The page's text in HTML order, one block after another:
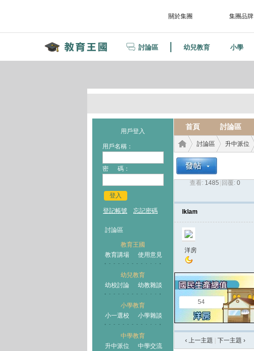
關於集團 集團品牌
討論區 幼兒教育 小學
用戶登入
用戶名稱：
密 碼：
登入
登記帳號 忘記密碼
討論區
教育王國
教育講場
使用意見
幼兒教育
幼校討論
幼教雜談
小學教育
小一選校
小學雜談
中學教育
升中派位
中學交流
首頁 討論區
王國
討論區
›
升中派位
查看: 1485 回覆: 0
lklam
洋房
54
‹ 上一主題
下一主題 ›